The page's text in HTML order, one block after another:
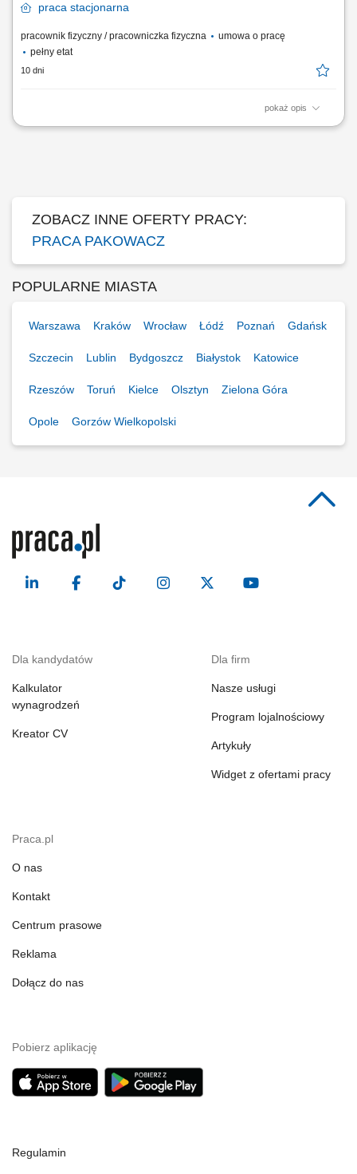
praca stacjonarna
pracownik fizyczny / pracowniczka fizyczna
umowa o pracę
pełny etat
10 dni
pokaż opis
Obsługa procesów magazynowych związanych z przesyłkami listowymi.
ZOBACZ INNE OFERTY PRACY:
PRACA PAKOWACZ
POPULARNE MIASTA
Warszawa Kraków Wrocław Łódź Poznań Gdańsk
Szczecin Lublin Bydgoszcz Białystok Katowice
Rzeszów Toruń Kielce Olsztyn Zielona Góra
Opole Gorzów Wielkopolski
Dla kandydatów
Kalkulator
wynagrodzeń
Kreator CV
Dla firm
Nasze usługi
Program lojalnościowy
Artykuły
Widget z ofertami pracy
Praca.pl
O nas
Kontakt
Centrum prasowe
Reklama
Dołącz do nas
Pobierz aplikację
Regulamin